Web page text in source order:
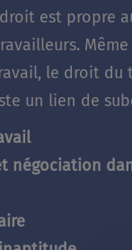
est propre
Même
le droit du
un lien de
négociation